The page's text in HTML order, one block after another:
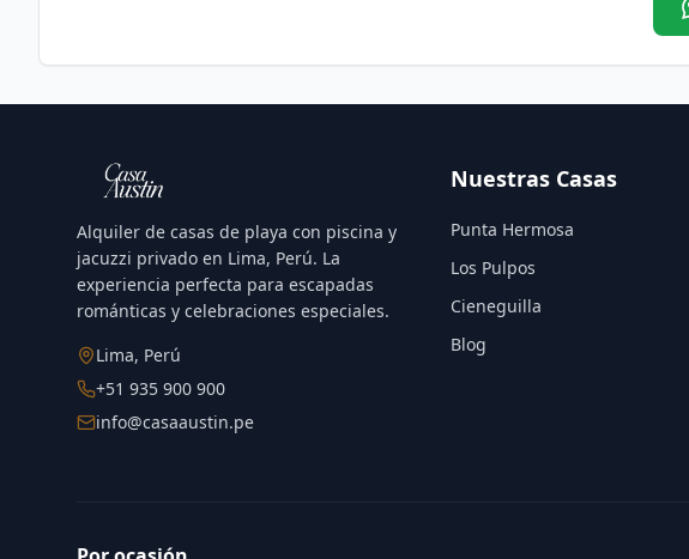
Alquiler de casas de playa con piscina y
jacuzzi privado en Lima, Perú. La
experiencia perfecta para escapadas
románticas y celebraciones especiales.
Lima, Perú
+51 935 900 900
info@casaaustin.pe
Nuestras Casas
Punta Hermosa
Los Pulpos
Cieneguilla
Blog